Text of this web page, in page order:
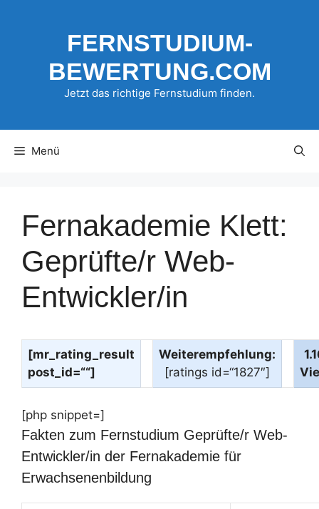
FERNSTUDIUM-
BEWERTUNG.COM
Jetzt das richtige Fernstudium finden.
Menü
Fernakademie Klett:
Geprüfte/r Web-
Entwickler/in
[mr_rating_result
post_id=““]
Weiterempfehlung:
[ratings id=“1827″]
[php snippet=]
Fakten zum Fernstudium Geprüfte/r Web-
Entwickler/in der Fernakademie für
Erwachsenenbildung